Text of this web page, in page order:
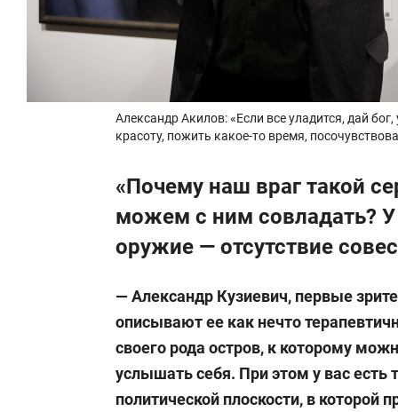
Александр Акилов: «Если все уладится, дай
красоту, пожить какое-то время,
«Почему наш враг такой
можем с ним совладать? У
оружие — отсутствие
— Александр Кузиевич, первые
описывают ее как нечто
своего рода остров, к которому
услышать себя. При этом у вас есть
политической плоскости, в которой